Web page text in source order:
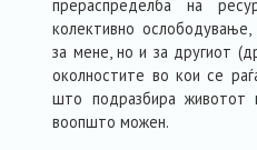
прераспределба на
колективно
за мене, но и за другиот
околностите во кои се
што подразбира животот
воопшто можен.